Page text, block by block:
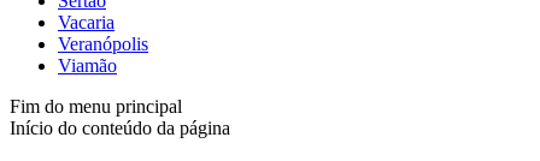
Vacaria
Veranópolis
Viamão
Fim do menu principal
Início do conteúdo da página